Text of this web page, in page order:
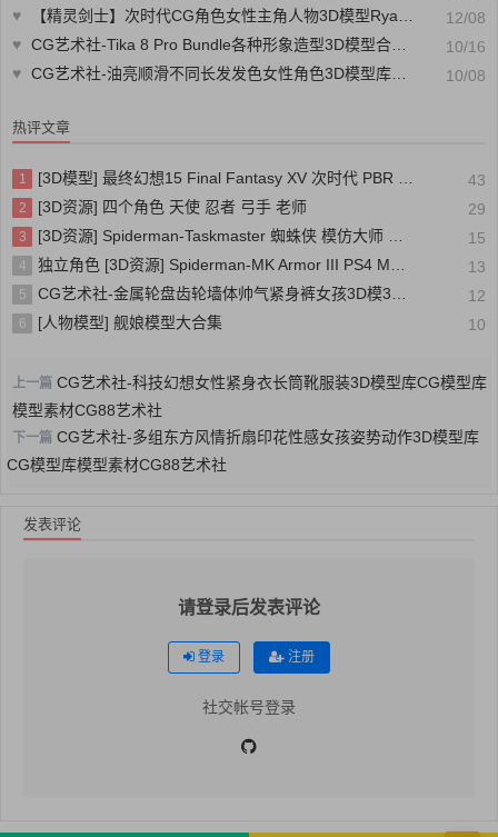
♥
【精灵剑士】次时代CG角色女性主角人物3D模型RyanReos_ElfSwordmaster模型 PBR材质贴图
12/08
♥ CG艺术社-Tika 8 Pro Bundle各种形象造型3D模型合集3 D各类模型素材CG88艺术社
10/16
♥ CG艺术社-油亮顺滑不同长发发色女性角色3D模型库合集CG模型库模型素材CG88艺术社 10/08
热评文章
1 [3D模型] 最终幻想15 Final Fantasy XV 次时代 PBR 写实人物角色模型 43
2 [3D资源] 四个角色 天使 忍者 弓手 老师 29
3 [3D资源] Spiderman-Taskmaster 蜘蛛侠 模仿大师 装甲 15
4 独立角色 [3D资源] Spiderman-MK Armor III PS4 MK装甲三号 蜘蛛侠 13
5 CG艺术社-金属轮盘齿轮墙体帅气紧身裤女孩3D模3D CG模型库模型素材CG88艺术社 12
6 [人物模型] 舰娘模型大合集 10
上一篇 CG艺术社-科技幻想女性紧身衣长筒靴服装3D模型库CG模型库
模型素材CG88艺术社
下一篇 CG艺术社-多组东方风情折扇印花性感女孩姿势动作3D模型库
CG模型库模型素材CG88艺术社
发表评论
请登录后发表评论
登录 注册
社交帐号登录